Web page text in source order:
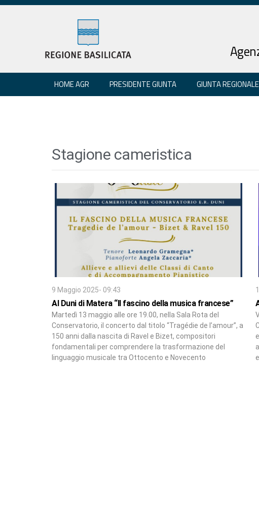
HOME AGR PRESIDENTE GIUNTA GIUNTA REGIONALE
Stagione cameristica
9 Maggio 2025- 09:43
Al Duni di Matera “Il fascino della musica francese”
Martedì 13 maggio alle ore 19.00, nella Sala Rota del
Conservatorio, il concerto dal titolo “Tragédie de l’amour”, a
150 anni dalla nascita di Ravel e Bizet, compositori
fondamentali per comprendere la trasformazione del
linguaggio musicale tra Ottocento e Novecento